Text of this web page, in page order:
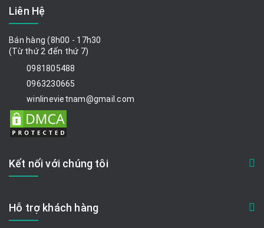
Liên Hệ
Bán hàng (8h00 - 17h30
(Từ thứ 2 đến thứ 7)
0981805488
0963230665
winlinevietnam@gmail.com
Kết nối với chúng tôi
Hỗ trợ khách hàng